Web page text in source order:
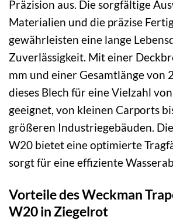
Präzision aus. Die sorgfältige
Materialien und die präzise
gewährleisten eine lange
Zuverlässigkeit. Mit einer
mm und einer Gesamtlänge von
dieses Blech für eine Vielzahl
geeignet, von kleinen Carports
größeren Industriegebäuden.
W20 bietet eine optimierte
sorgt für eine effiziente
Vorteile des Weckman
W20 in Ziegelrot